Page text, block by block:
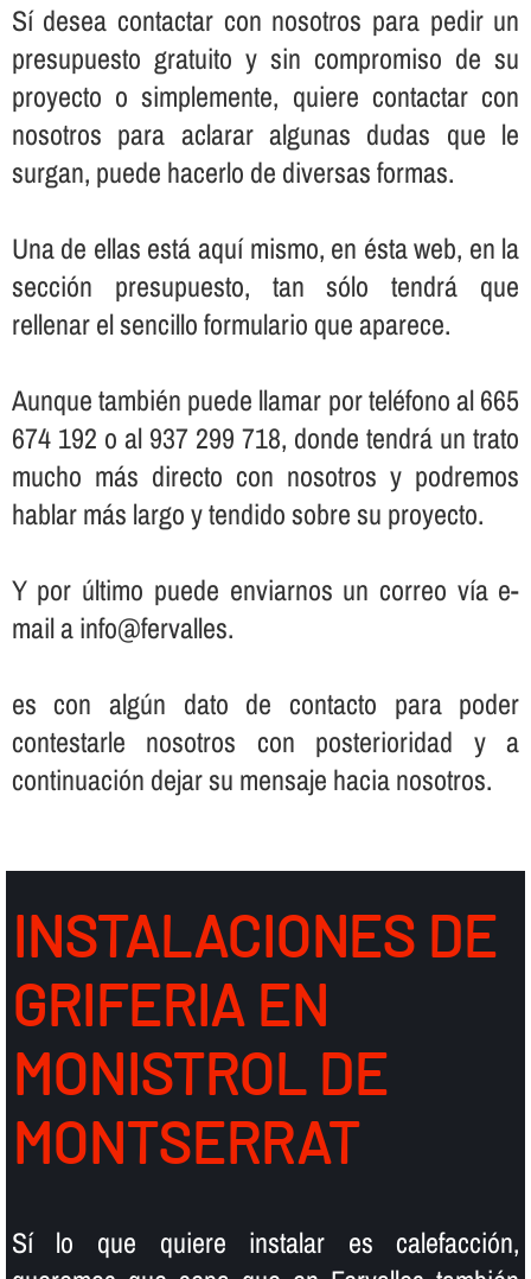
Sí­ desea contactar con nosotros para pedir un
presupuesto gratuito y sin compromiso de su
proyecto o simplemente, quiere contactar con
nosotros para aclarar algunas dudas que le
surgan, puede hacerlo de diversas formas.
Una de ellas está aquí­ mismo, en ésta web, en la
sección presupuesto, tan sólo tendrá que
rellenar el sencillo formulario que aparece.
Aunque también puede llamar por teléfono al 665
674 192 o al 937 299 718, donde tendrá un trato
mucho más directo con nosotros y podremos
hablar más largo y tendido sobre su proyecto.
Y por último puede enviarnos un correo ví­a e-
mail a info@fervalles.
es con algún dato de contacto para poder
contestarle nosotros con posterioridad y a
continuación dejar su mensaje hacia nosotros.
INSTALACIONES DE
GRIFERIA EN
MONISTROL DE
MONTSERRAT
Sí­ lo que quiere instalar es calefacción,